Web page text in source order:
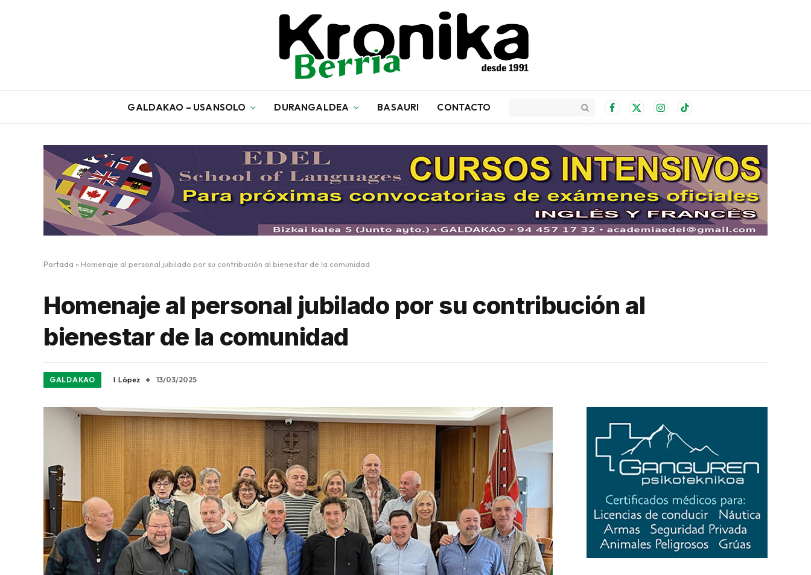
GALDAKAO – USANSOLO DURANGALDEA BASAURI CONTACTO Facebook
X
InstagramTikTok
Portada » Homenaje al personal jubilado por su contribución al bienestar de la comunidad
Homenaje al personal jubilado por su contribución al
bienestar de la comunidad
GALDAKAO I. López 13/03/2025